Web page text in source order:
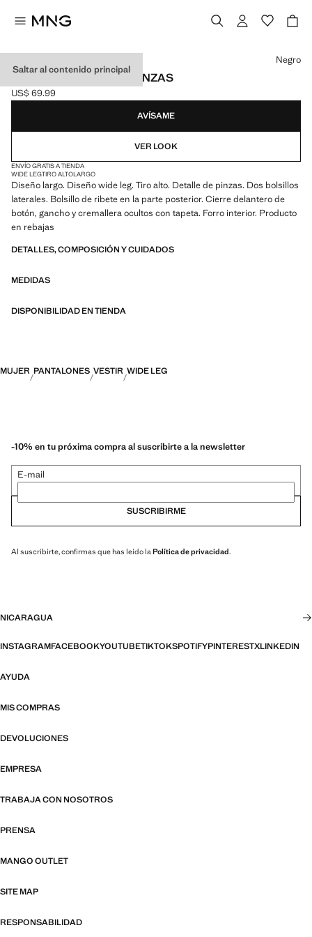
Saltar al contenido principal
PANTALÓN WIDE LEG PINZAS
Precio actual [US$ 69.99 ]
US$ 69.99
Selecciona un color
Negro
AVÍSAME
VER LOOK
ENVÍO GRATIS A TIENDA
WIDE LEGTIRO ALTOLARGO
Diseño largo. Diseño wide leg. Tiro alto. Detalle de pinzas. Dos bolsillos
laterales. Bolsillo de ribete en la parte posterior. Cierre delantero de
botón, gancho y cremallera ocultos con tapeta. Forro interior. Producto
en rebajas
DETALLES, COMPOSICIÓN Y CUIDADOS
MEDIDAS
DISPONIBILIDAD EN TIENDA
MUJER PANTALONES VESTIR WIDE LEG
-10% en tu próxima compra al suscribirte a la newsletter
E-mail
SUSCRIBIRME
Al suscribirte, confirmas que has leído la Política de privacidad.
NICARAGUA
INSTAGRAMFACEBOOKYOUTUBETIKTOKSPOTIFYPINTERESTXLINKEDIN
AYUDA
MIS COMPRAS
DEVOLUCIONES
EMPRESA
TRABAJA CON NOSOTROS
PRENSA
MANGO OUTLET
SITE MAP
RESPONSABILIDAD